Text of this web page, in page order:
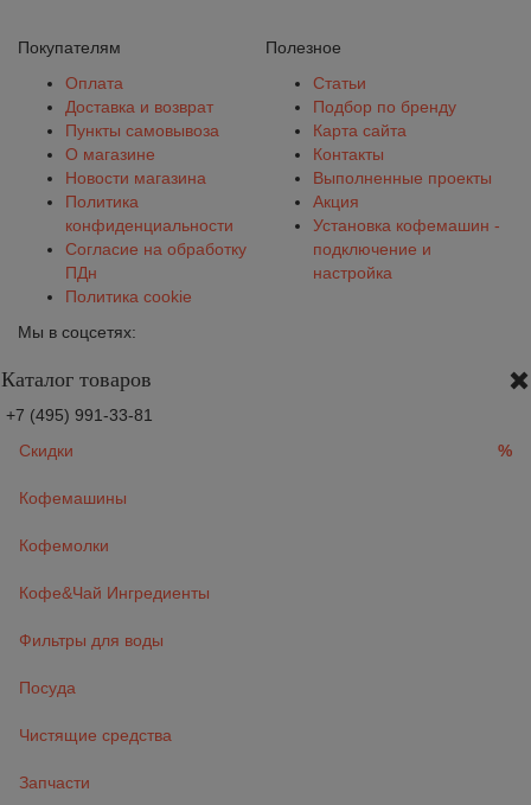
Покупателям
Оплата
Доставка и возврат
Пункты самовывоза
О магазине
Новости магазина
Политика
конфиденциальности
Согласие на обработку
ПДн
Политика cookie
Полезное
Статьи
Подбор по бренду
Карта сайта
Контакты
Выполненные проекты
Акция
Установка кофемашин -
подключение и
настройка
Мы в соцсетях:
Каталог товаров
+7 (495) 991-33-81
Скидки
%
Кофемашины
Кофемолки
Кофе&Чай Ингредиенты
Фильтры для воды
Посуда
Чистящие средства
Запчасти